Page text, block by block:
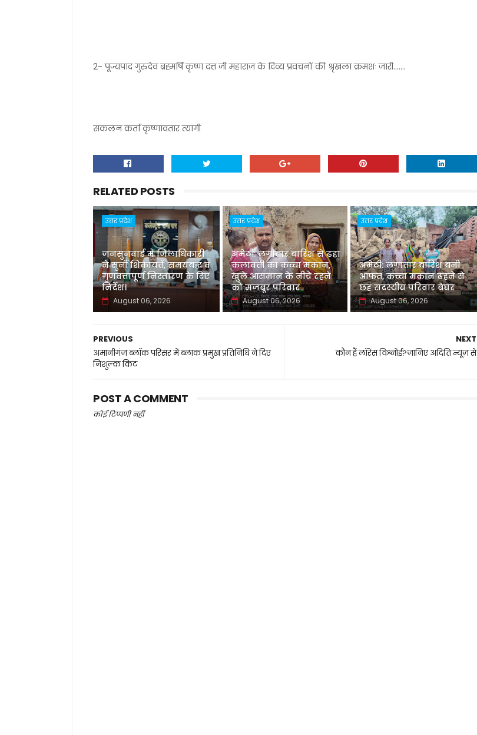
2- पूज्यपाद गुरुदेव ब्रह्मर्षि कृष्ण दत्त जी महाराज के दिव्य प्रवचनों की श्रृंखला क्रमशः जारी.......
संकलन कर्ता कृष्णावतार त्यागी
RELATED POSTS
उत्तर प्रदेश
जनसुनवाई में जिलाधिकारी
ने सुनीं शिकायतें, समयबद्ध व
गुणवत्तापूर्ण निस्तारण के दिए
निर्देश।
August 06, 2026
उत्तर प्रदेश
अमेठी: लगातार बारिश से ढहा
कलावती का कच्चा मकान,
खुले आसमान के नीचे रहने
को मजबूर परिवार
August 06, 2026
उत्तर प्रदेश
अमेठी: लगातार बारिश बनी
आफत, कच्चा मकान ढहने से
छह सदस्यीय परिवार बेघर
August 06, 2026
NEXT
कौन हैं लॉरेंस विश्नोई?जानिए अदिति न्यूज़ से
PREVIOUS
अमानीगंज ब्लॉक परिसर में ब्लाक प्रमुख प्रतिनिधि ने दिए
निशुल्क किट
POST A COMMENT
कोई टिप्पणी नहीं